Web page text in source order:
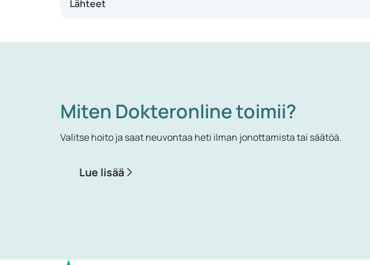
Lähteet
Miten Dokteronline toimii?
Valitse hoito ja saat neuvontaa heti ilman jonottamista tai säätöä.
Lue lisää